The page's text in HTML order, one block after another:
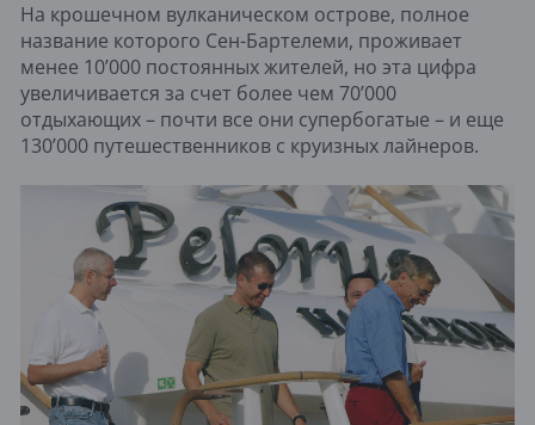
На крошечном вулканическом острове, полное
название которого Сен-Бартелеми, проживает
менее 10’000 постоянных жителей, но эта цифра
увеличивается за счет более чем 70’000
отдыхающих – почти все они супербогатые – и еще
130’000 путешественников с круизных лайнеров.